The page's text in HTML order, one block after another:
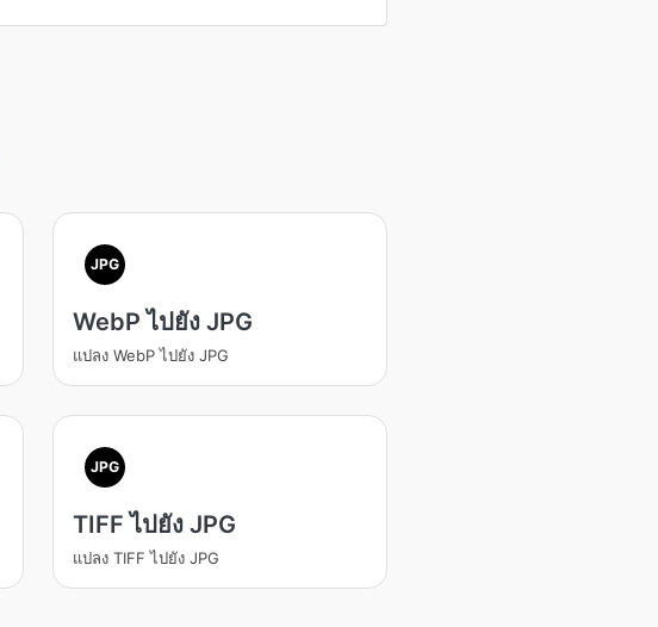
JPG
WebP ไปยัง JPG
แปลง WebP ไปยัง JPG
JPG
TIFF ไปยัง JPG
แปลง TIFF ไปยัง JPG